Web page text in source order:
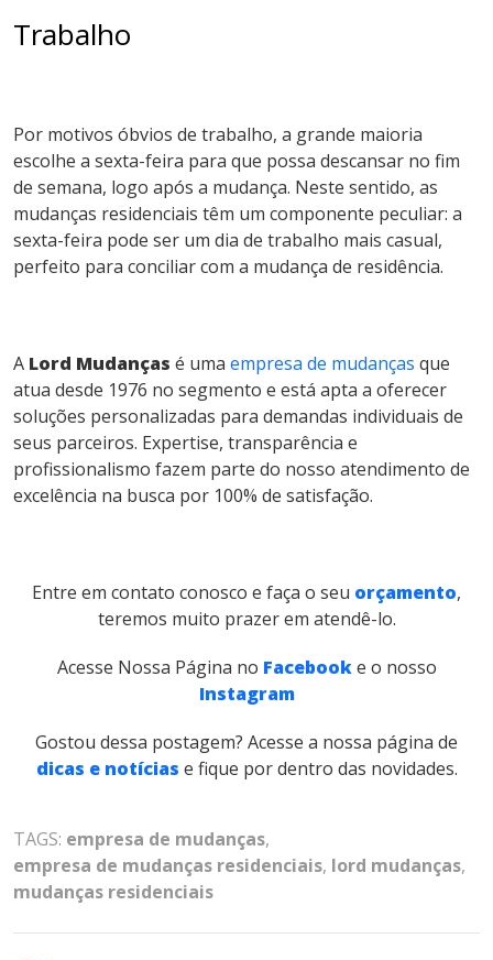
Trabalho
Por motivos óbvios de trabalho, a grande maioria
escolhe a sexta-feira para que possa descansar no fim
de semana, logo após a mudança. Neste sentido, as
mudanças residenciais têm um componente peculiar: a
sexta-feira pode ser um dia de trabalho mais casual,
perfeito para conciliar com a mudança de residência.
A Lord Mudanças é uma empresa de mudanças que
atua desde 1976 no segmento e está apta a oferecer
soluções personalizadas para demandas individuais de
seus parceiros. Expertise, transparência e
profissionalismo fazem parte do nosso atendimento de
excelência na busca por 100% de satisfação.
Entre em contato conosco e faça o seu orçamento,
teremos muito prazer em atendê-lo.
Acesse Nossa Página no Facebook e o nosso
Instagram
Gostou dessa postagem? Acesse a nossa página de
dicas e notícias e fique por dentro das novidades.
TAGS: empresa de mudanças,
empresa de mudanças residenciais, lord mudanças,
mudanças residenciais